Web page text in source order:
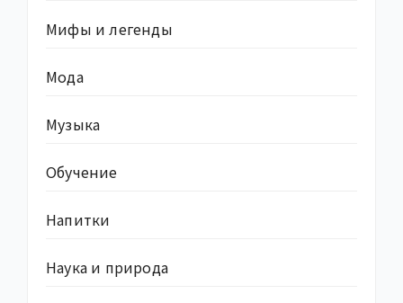
Мифы и легенды
Мода
Музыка
Обучение
Напитки
Наука и природа